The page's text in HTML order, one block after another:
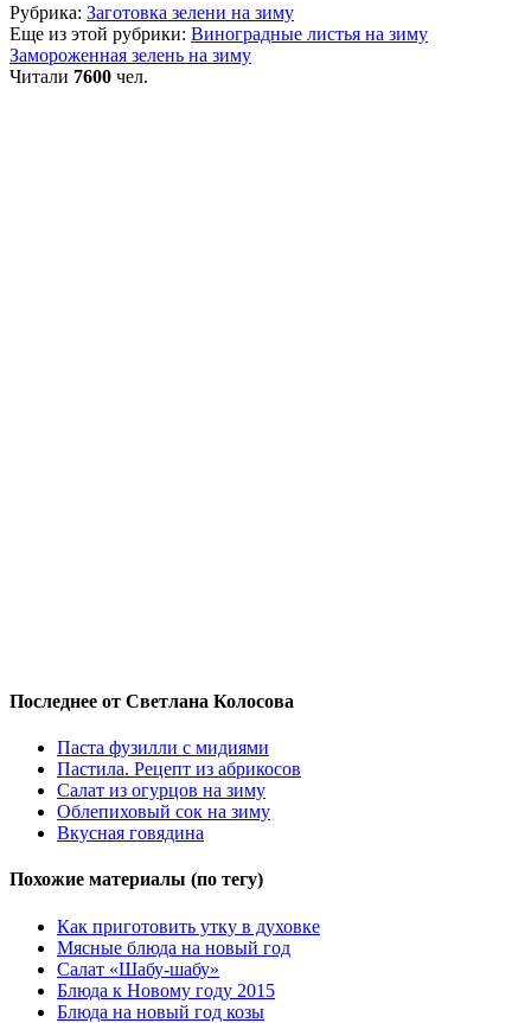
Рубрика: Заготовка зелени на зиму
Еще из этой рубрики: Виноградные листья на зиму
Замороженная зелень на зиму
Читали 7600 чел.
Последнее от Светлана Колосова
Паста фузилли с мидиями
Пастила. Рецепт из абрикосов
Салат из огурцов на зиму
Облепиховый сок на зиму
Вкусная говядина
Похожие материалы (по тегу)
Как приготовить утку в духовке
Мясные блюда на новый год
Салат «Шабу-шабу»
Блюда к Новому году 2015
Блюда на новый год козы